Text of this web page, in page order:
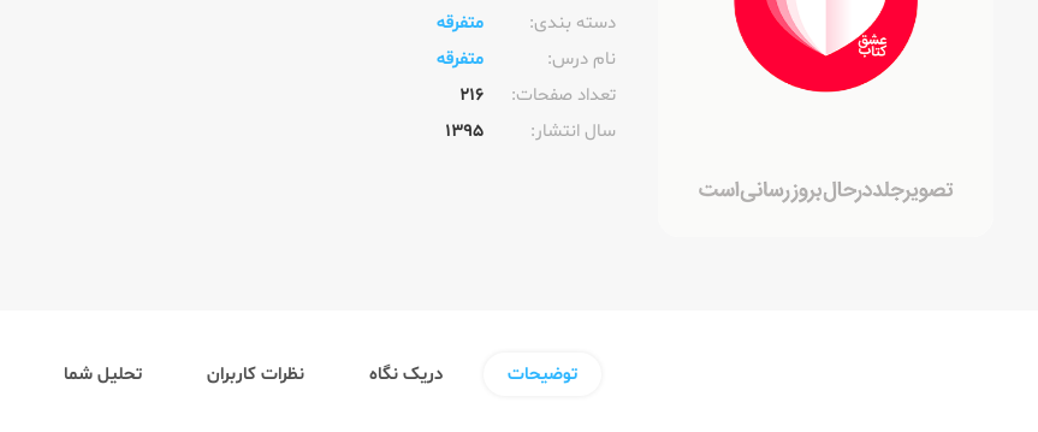
دسته بندی:
متفرقه
نام درس:
متفرقه
تعداد صفحات:‌
216
سال انتشار:‌
1395
توضیحات دریک نگاه نظرات کاربران تحلیل شما